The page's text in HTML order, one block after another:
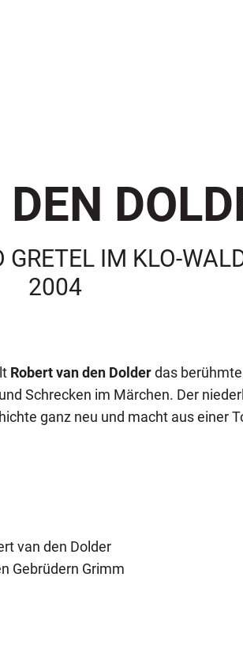
GRETEL IM KLO-
2004
Robert van den Dolderdas
Schrecken im Märchen. Der
ganz neu und macht aus einer
van den Dolder
Gebrüdern Grimm